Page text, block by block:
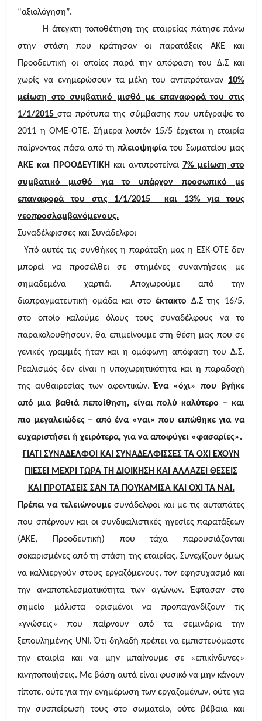
“αξιολόγηση”.
Η άτεγκτη τοποθέτηση της εταιρείας πάτησε πάνω
στην στάση που κράτησαν οι παρατάξεις ΑΚΕ και
Προοδευτική οι οποίες παρά την απόφαση του Δ.Σ και
χωρίς να ενημερώσουν τα μέλη του αντιπρότειναν 10%
μείωση στο συμβατικό μισθό με επαναφορά του στις
1/1/2015στα πρότυπα της σύμβασης που υπέγραψε το
2011 η ΟΜΕ-ΟΤΕ. Σήμερα λοιπόν 15/5 έρχεται η εταιρία
παίρνοντας πάσα από τη πλειοψηφίατου Σωματείου μας
ΑΚΕ και ΠΡΟΟΔΕΥΤΙΚΗ και αντιπροτείνει 7% μείωση στο
συμβατικό μισθό για το υπάρχον προσωπικό με
επαναφορά του στις 1/1/2015
και 13% για τους
νεοπροσλαμβανόμενους.
Συναδέλφισσες και Συνάδελφοι
Υπό αυτές τις συνθήκες η παράταξη μας η ΕΣΚ-ΟΤΕ δεν
μπορεί να προσέλθει σε στημένες συναντήσεις με
σημαδεμένα χαρτιά. Αποχωρούμε από την
διαπραγματευτική ομάδα και στο έκτακτο Δ.Σ της 16/5,
στο οποίο καλούμε όλους τους συναδέλφους να το
παρακολουθήσουν, θα επιμείνουμε στη θέση μας που σε
γενικές γραμμές ήταν και η ομόφωνη απόφαση του Δ.Σ.
Ρεαλισμός δεν είναι η υποχωρητικότητα και η παραδοχή
της αυθαιρεσίας των αφεντικών.Ένα «όχι» που βγήκε
από μια βαθιά πεποίθηση, είναι πολύ καλύτερο – και
πιο μεγαλειώδες – από ένα «ναι» που ειπώθηκε για να
ευχαριστήσει ή χειρότερα, για να αποφύγει «φασαρίες».
ΓΙΑΤΙ ΣΥΝΑΔΕΛΦΟΙ ΚΑΙ ΣΥΝΑΔΕΛΦΙΣΣΕΣ ΤΑ ΟΧΙ ΕΧΟΥΝ
ΠΙΕΣΕΙ ΜΕΧΡΙ ΤΩΡΑ ΤΗ ΔΙΟΙΚΗΣΗ ΚΑΙ ΑΛΛΑΖΕΙ ΘΕΣΕΙΣ
ΚΑΙ ΠΡΟΤΑΣΕΙΣ ΣΑΝ ΤΑ ΠΟΥΚΑΜΙΣΑ ΚΑΙ ΟΧΙ ΤΑ ΝΑΙ.
Πρέπει να τελειώνουμεσυνάδελφοι και με τις αυταπάτες
που σπέρνουν και οι συνδικαλιστικές ηγεσίες παρατάξεων
(ΑΚΕ, Προοδευτική) που τάχα παρουσιάζονται
σοκαρισμένες από τη στάση της εταιρίας. Συνεχίζουν όμως
να καλλιεργούν στους εργαζόμενους, τον εφησυχασμό και
την αναποτελεσματικότητα των αγώνων. Έφτασαν στο
σημείο μάλιστα ορισμένοι να προπαγανδίζουν τις
«γνώσεις» που παίρνουν από τα σεμινάρια την
ξεπουλημένης UNI. Ότι δηλαδή πρέπει να εμπιστευόμαστε
την εταιρία και να μην μπαίνουμε σε «επικίνδυνες»
κινητοποιήσεις. Με βάση αυτά είναι φυσικό να μην κάνουν
τίποτε, ούτε για την ενημέρωση των εργαζομένων, ούτε για
την συσπείρωσή τους στο σωματείο, ούτε βέβαια και